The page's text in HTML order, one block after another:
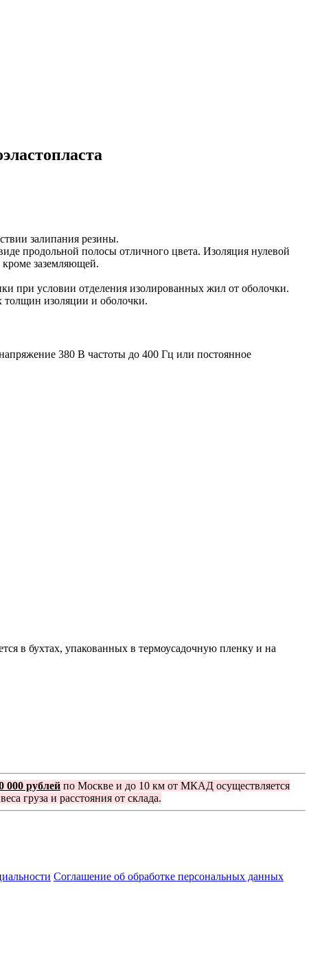
залипания резины.
продольной полосы отличного цвета. Изоляция нулевой
заземляющей.
при условии отделения изолированных жил от оболочки.
толщин изоляции и оболочки.
380 В частоты до 400 Гц или постоянное
в бухтах, упакованных в термоусадочную пленку и на
000 рублей по Москве и до 10 км от МКАД осуществляется
груза и расстояния от склада.
Соглашение об обработке персональных данных